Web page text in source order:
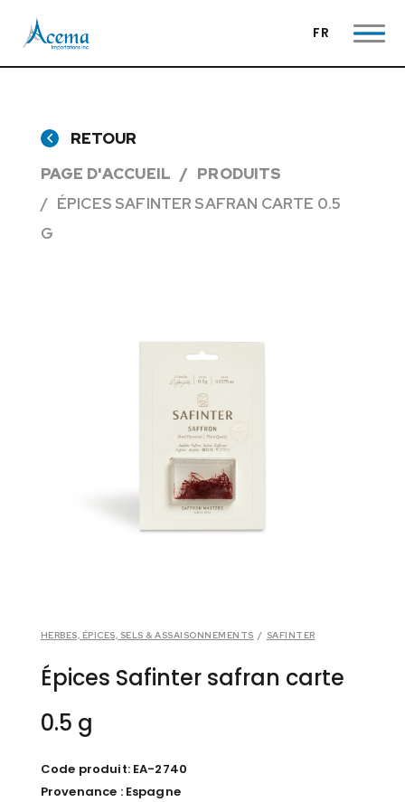
FR
RETOUR
PAGE D'ACCUEIL
PRODUITS
ÉPICES SAFINTER SAFRAN CARTE 0.5
G
HERBES, ÉPICES, SELS & ASSAISONNEMENTS / SAFINTER
Épices Safinter safran carte
0.5 g
Code produit: EA-2740
Provenance : Espagne